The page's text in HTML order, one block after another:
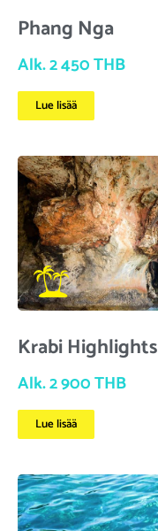
Phang Nga
Alk. 2 450 THB
Lue lisää
Krabi Highlights
Alk. 2 900 THB
Lue lisää